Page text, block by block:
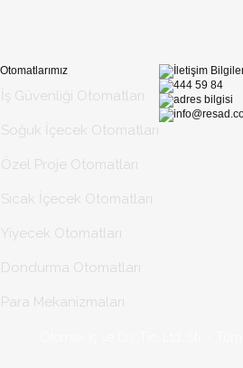
İş Güvenliği Otomatları
Soğuk İçecek Otomatları
Özel Proje Otomatları
Sıcak İçecek Otomatları
Yiyecek Otomatları
Dondurma Otomatları
Para Mekanizmaları